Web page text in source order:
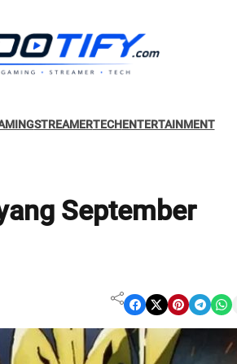
STREAMERTECHENTERTAINMENT
September
Share on Facebook Share on X Share on Pinterest Share on Telegram Share on WhatsApp